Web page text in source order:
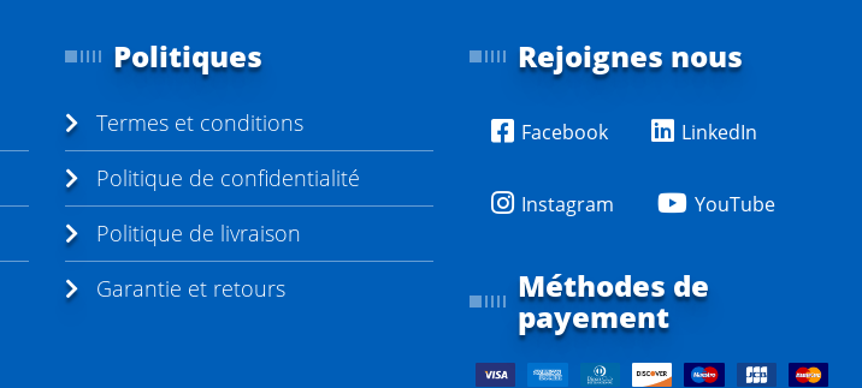
Politiques
Termes et conditions
Politique de confidentialité
Politique de livraison
Garantie et retours
Rejoignes nous
Facebook LinkedIn
Instagram YouTube
Méthodes de
payement